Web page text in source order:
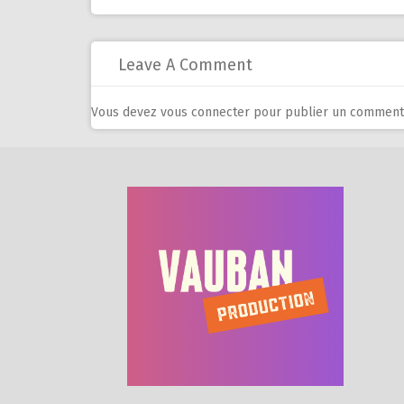
Leave A Comment
Vous devez vous connecter pour publier un